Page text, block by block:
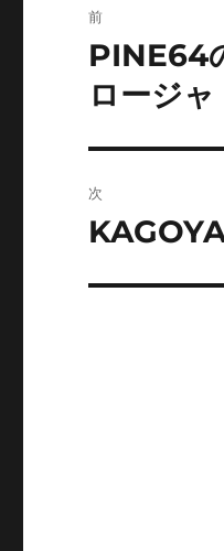
稿
ナ
ゲ
ー
前
前
の
投
稿:
PINE64
ロージャ
次
次
投